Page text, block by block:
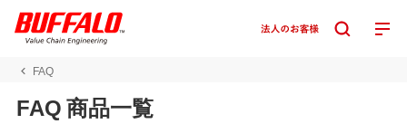
FAQ
FAQ 商品一覧